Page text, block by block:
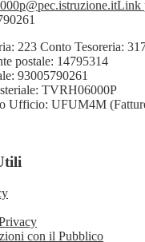
Link
223 Conto Tesoreria:
postale: 14795314
93005790261
TVRH06000P
Ufficio: UFUM4M
con il Pubblico